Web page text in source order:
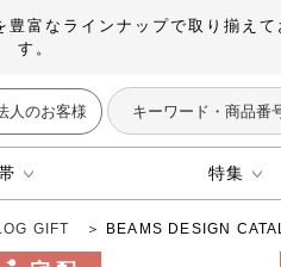
富なラインナップで取り揃えて
す。
人のお客様
特集
GIFT ＞ BEAMS DESIGN